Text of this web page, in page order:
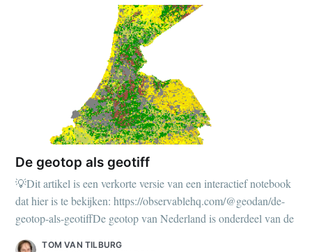
De geotop als geotiff
💡Dit artikel is een verkorte versie van een interactief notebook
dat hier is te bekijken: https://observablehq.com/@geodan/de-
geotop-als-geotiffDe geotop van Nederland is onderdeel van de
TOM VAN TILBURG